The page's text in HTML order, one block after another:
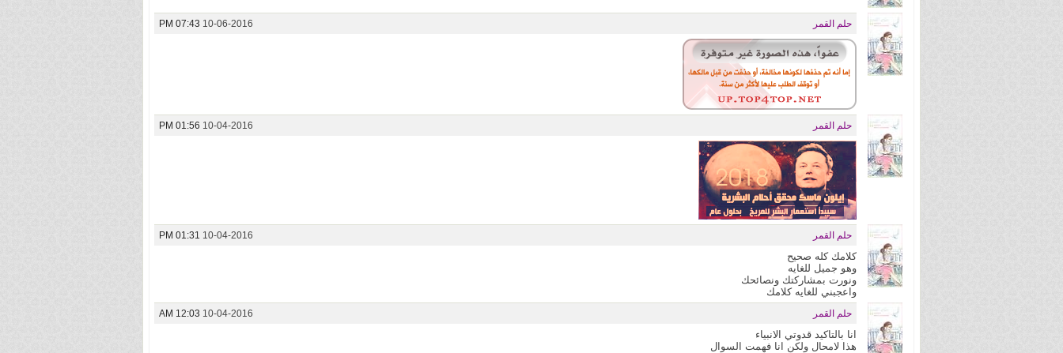
10-06-2016
07:43 PM حلم القمر
10-04-2016
01:56 PM حلم القمر
10-04-2016
01:31 PM حلم القمر
كلامك كله صحيح
وهو جميل للغايه
ونورت بمشاركتك ونصائحك
واعجبني للغايه كلامك
10-04-2016
12:03 AM حلم القمر
انا بالتاكيد قدوتي الانبياء
هذا لامحال ولكن انا فهمت السوال